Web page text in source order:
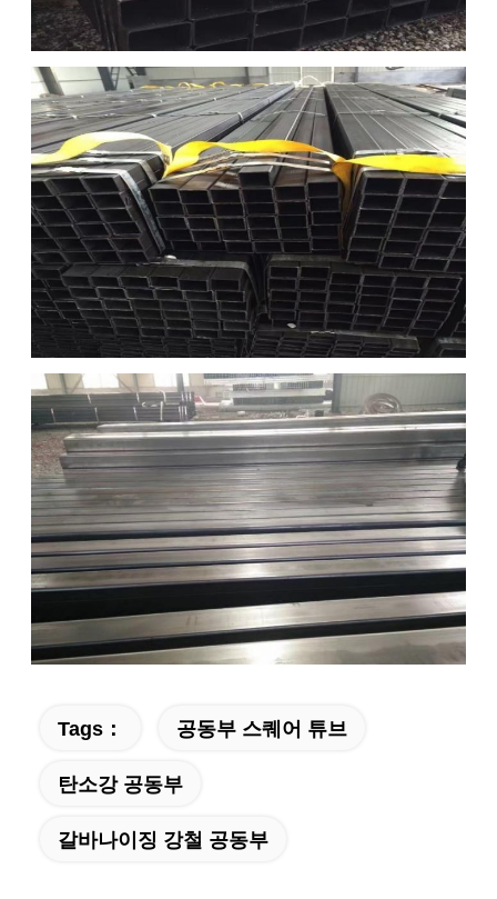
Tags： 공동부 스퀘어 튜브
탄소강 공동부
갈바나이징 강철 공동부